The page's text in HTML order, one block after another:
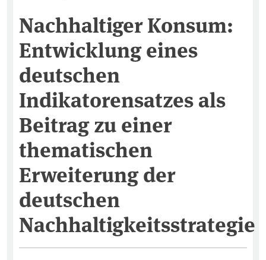
Nachhaltiger Konsum:
Entwicklung eines
deutschen
Indikatorensatzes als
Beitrag zu einer
thematischen
Erweiterung der
deutschen
Nachhaltigkeitsstrategie